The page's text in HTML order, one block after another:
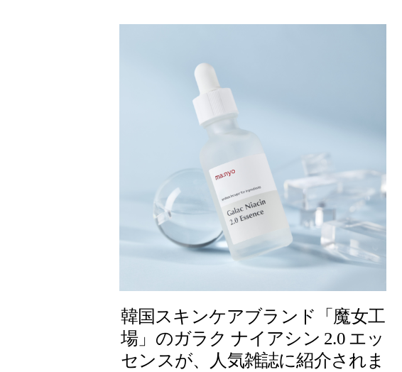
韓国スキンケアブランド「魔女工
場」のガラク ナイアシン 2.0 エッ
センスが、人気雑誌に紹介されま